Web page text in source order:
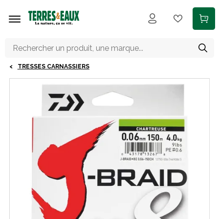
TRESSES CARNASSIERS